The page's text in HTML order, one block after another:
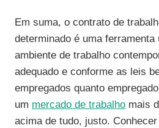
Em suma, o contrato de
determinado é uma
ambiente de trabalho
adequado e conforme as leis
empregados quanto
um mercado de trabalho mais
acima de tudo, justo.